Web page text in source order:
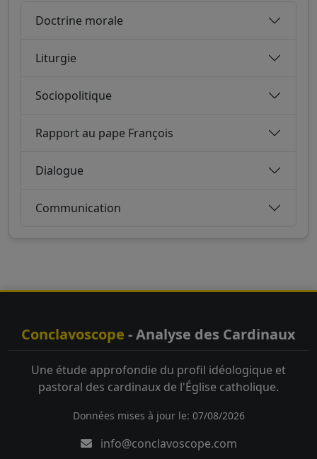
Doctrine morale
Liturgie
Sociopolitique
Rapport au pape François
Dialogue
Communication
Conclavoscope - Analyse des Cardinaux
Une étude approfondie du profil idéologique et
pastoral des cardinaux de l'Église catholique.
Données mises à jour le: 07/08/2026
info@conclavoscope.com